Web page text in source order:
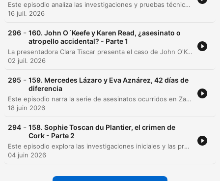
Este episodio analiza las investigaciones y pruebas técnicas en el caso de la muerte de John O'Keefe, examinando desde la temperatura de su teléfono hasta la conflictiva relación con Karen Reed. Se exploran evidencias de tensiones previas, mensajes comprometedores y hallazgos físicos en el vehículo de Karen. Asimismo, se detallan las inconsistencias en los testimonios de los implicados, como la familia Albert y Jennifer, analizando pruebas digitales y registros de salud. El episodio también aborda las irregularidades en la gestión de la escena del crimen por parte de la policía y las teorías sobre un posible encubrimiento.
16 juil. 2026
296 - 160. John O´Keefe y Karen Read, ¿asesinato o
atropello accidental? - Parte 1
La presentadora Clara Tiscar presenta el caso de John O'Keefe, un policía de Boston hallado muerto tras una tormenta de nieve. El episodio reconstruye la última noche del oficial y analiza las versiones contrapuestas sobre su llegada a la casa de los Albert junto a Karen Reed. A través del análisis de pruebas tecnológicas como geolocalización, Apple Health y movimientos del vehículo, se examinan las inconsistencias en las declaraciones de Karen Reed. La investigación detalla desde el hallazgo del cuerpo bajo la nieve hasta los hallazgos técnicos que llevaron a su segundo arresto por asesinato.
02 juil. 2026
295 - 159. Mercedes Lázaro y Eva Aznárez, 42 días de
diferencia
Este episodio narra la serie de asesinatos ocurridos en Zaragoza en 1992, comenzando con el caso de Mercedes Lázaro y la posterior aparición de Eva Aznárez. La investigación reveló patrones técnicos similares, como fracturas cervicales específicas, que apuntaban a un perpetrador con formación militar. Tras décadas de misterio, el rastro digital y las redes sociales permitieron localizar a Malcolm Harvey en Estados Unidos. Sin embargo, el hallazgo de su obituario confirmó que el principal sospechoso había fallecido, imposibilitando un juicio final tras 24 años del crimen.
18 juin 2026
294 - 158. Sophie Toscan du Plantier, el crimen de
Cork - Parte 2
Este episodio explora las investigaciones iniciales y las profundas irregularidades en el caso de Sophie Buñol, centrándose en la figura de Ian Bailey. Se analizan las contradicciones en los testimonios, su comportamiento violento y las sospechas de manipulación policial por parte de la Garda, incluyendo la pérdida de pruebas clave. La investigación también aborda nuevos hallazgos de ADN que no coinciden con Bailey, el juicio in absentia en Francia y el destino final de los implicados y familiares, dejando abiertas interrogantes sobre la verdadera resolución del crimen.
04 juin 2026